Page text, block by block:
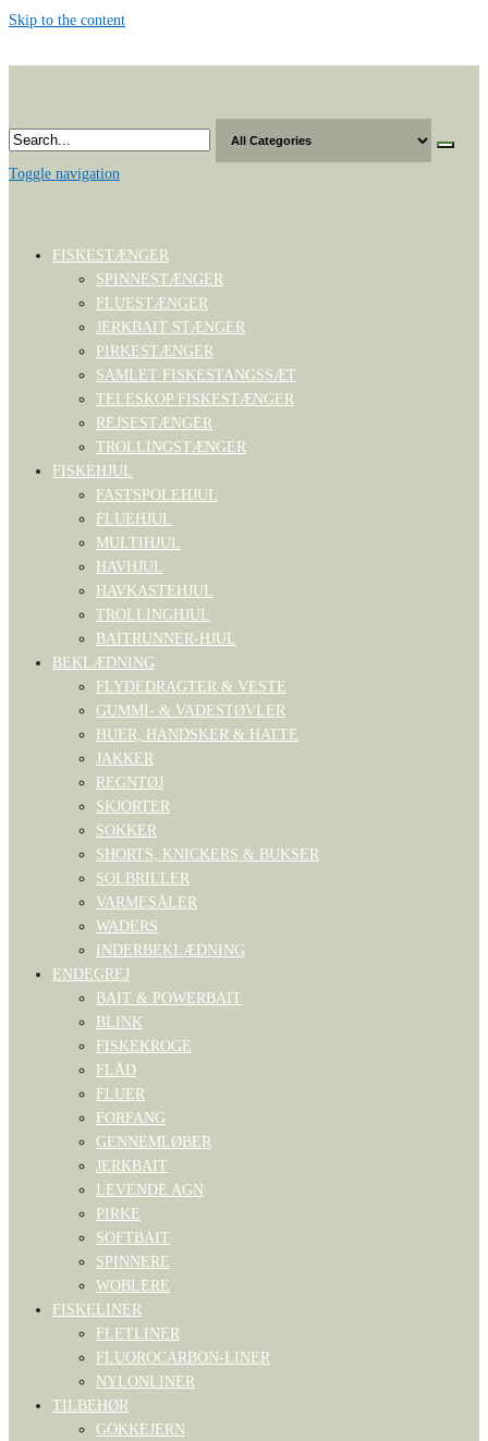
Skip to the content
Toggle navigation
FISKESTÆNGER
SPINNESTÆNGER
FLUESTÆNGER
JERKBAIT STÆNGER
PIRKESTÆNGER
SAMLET FISKESTANGSSÆT
TELESKOP FISKESTÆNGER
REJSESTÆNGER
TROLLINGSTÆNGER
FISKEHJUL
FASTSPOLEHJUL
FLUEHJUL
MULTIHJUL
HAVHJUL
HAVKASTEHJUL
TROLLINGHJUL
BAITRUNNER-HJUL
BEKLÆDNING
FLYDEDRAGTER & VESTE
GUMMI- & VADESTØVLER
HUER, HANDSKER & HATTE
JAKKER
REGNTØJ
SKJORTER
SOKKER
SHORTS, KNICKERS & BUKSER
SOLBRILLER
VARMESÅLER
WADERS
INDERBEKLÆDNING
ENDEGREJ
BAIT & POWERBAIT
BLINK
FISKEKROGE
FLÅD
FLUER
FORFANG
GENNEMLØBER
JERKBAIT
LEVENDE AGN
PIRKE
SOFTBAIT
SPINNERE
WOBLERE
FISKELINER
FLETLINER
FLUOROCARBON-LINER
NYLONLINER
TILBEHØR
GOKKEJERN